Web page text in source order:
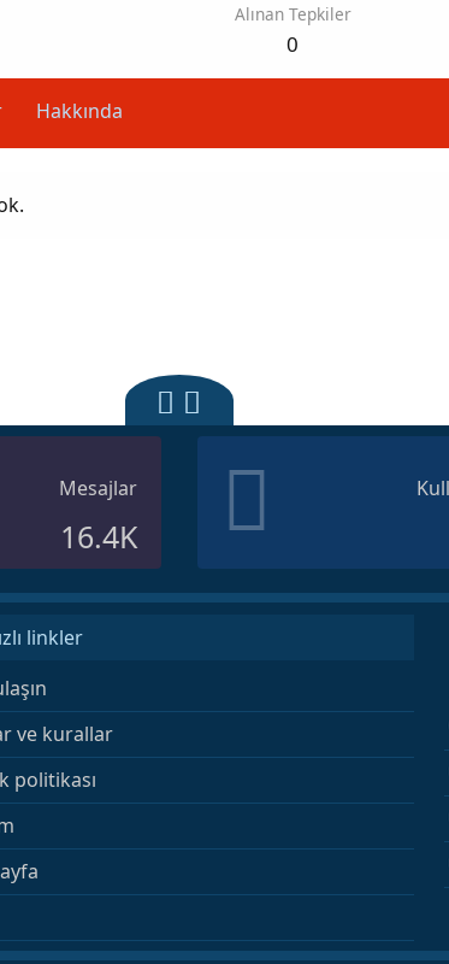
Alınan Tepkiler
0
Hakkında
Mesajlar
16.4K
linkler
ve kurallar
politikası